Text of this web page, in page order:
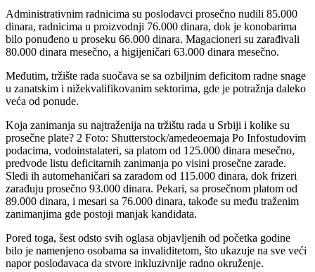
Administrativnim radnicima su poslodavci prosečno nudili 85.000
dinara, radnicima u proizvodnji 76.000 dinara, dok je konobarima
bilo ponuđeno u proseku 66.000 dinara. Magacioneri su zarađivali
80.000 dinara mesečno, a higijeničari 63.000 dinara mesečno.
Međutim, tržište rada suočava se sa ozbiljnim deficitom radne snage
u zanatskim i nižekvalifikovanim sektorima, gde je potražnja daleko
veća od ponude.
Koja zanimanja su najtraženija na tržištu rada u Srbiji i kolike su
prosečne plate? 2 Foto: Shutterstock/amedeoemaja Po Infostudovim
podacima, vodoinstalateri, sa platom od 125.000 dinara mesečno,
predvode listu deficitarnih zanimanja po visini prosečne zarade.
Sledi ih automehaničari sa zaradom od 115.000 dinara, dok frizeri
zarađuju prosečno 93.000 dinara. Pekari, sa prosečnom platom od
89.000 dinara, i mesari sa 76.000 dinara, takođe su među traženim
zanimanjima gde postoji manjak kandidata.
Pored toga, šest odsto svih oglasa objavljenih od početka godine
bilo je namenjeno osobama sa invaliditetom, što ukazuje na sve veći
napor poslodavaca da stvore inkluzivnije radno okruženje.